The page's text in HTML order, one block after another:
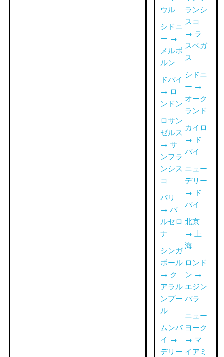
ウル
シドニ
ー →
メルボ
ルン
ドバイ
→ ロ
ンドン
ロサン
ゼルス
→ サ
ンフラ
ンシス
コ
パリ
→ バ
ルセロ
ナ
シンガ
ポール
→ ク
アラル
ンプー
ル
ムンバ
イ →
デリー
ランシ
スコ
→ ラ
スベガ
ス
シドニ
ー →
オーク
ランド
カイロ
→ ド
バイ
ニュー
デリー
→ ド
バイ
北京
→ 上
海
ロンド
ン →
エジン
バラ
ニュー
ヨーク
→ マ
イアミ